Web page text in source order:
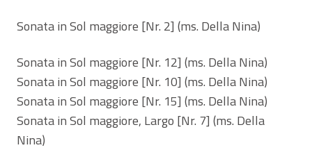
Sonata in Sol maggiore [Nr. 2] (ms. Della Nina)
Sonata in Sol maggiore [Nr. 12] (ms. Della Nina)
Sonata in Sol maggiore [Nr. 10] (ms. Della Nina)
Sonata in Sol maggiore [Nr. 15] (ms. Della Nina)
Sonata in Sol maggiore, Largo [Nr. 7] (ms. Della
Nina)